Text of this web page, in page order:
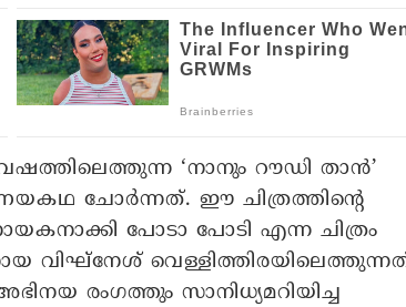
‘നാനും റൗഡി താൻ’
ചോർന്നത്. ഈ ചിത്രത്തിന്റെ
പോടാ പോടി എന്ന ചിത്രം
വിഘ്‌നേശ്
രംഗത്തും സാനിധ്യമറിയിച്ച